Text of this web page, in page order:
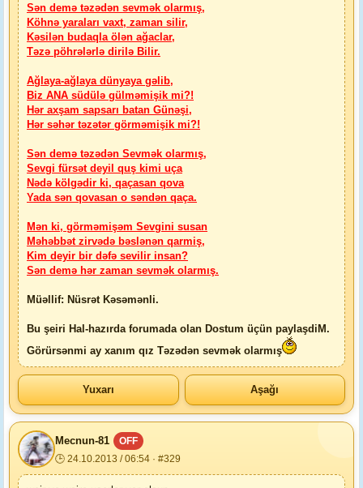
Sən demə təzədən sevmək olarmış,
Köhnə yaraları vaxt, zaman silir,
Kəsilən budaqla ölən ağaclar,
Təzə pöhrələrlə dirilə Bilir.
Ağlaya-ağlaya dünyaya gəlib,
Biz ANA südülə gülməmişik mi?!
Hər axşam sapsarı batan Günəşi,
Hər səhər təzətər görməmişik mi?!
Sən demə təzədən Sevmək olarmış,
Sevgi fürsət deyil quş kimi uça
Nədə kölgədir ki, qaçasan qova
Yada sən qovasan o səndən qaça.
Mən ki, görməmişəm Sevgini susan
Məhəbbət zirvədə bəslənən qarmiş,
Kim deyir bir dəfə sevilir insan?
Sən demə hər zaman sevmək olarmış.
Müəllif: Nüsrət Kəsəmənli.
Bu şeiri Hal-hazırda forumada olan Dostum üçün paylaşdiM.
Görürsənmi ay xanım qız Təzədən sevmək olarmış
Yuxarı Aşağı
Mecnun-81
OFF
🕒 24.10.2013 / 06:54 · #329